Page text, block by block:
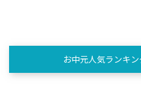
お中元人気ランキ